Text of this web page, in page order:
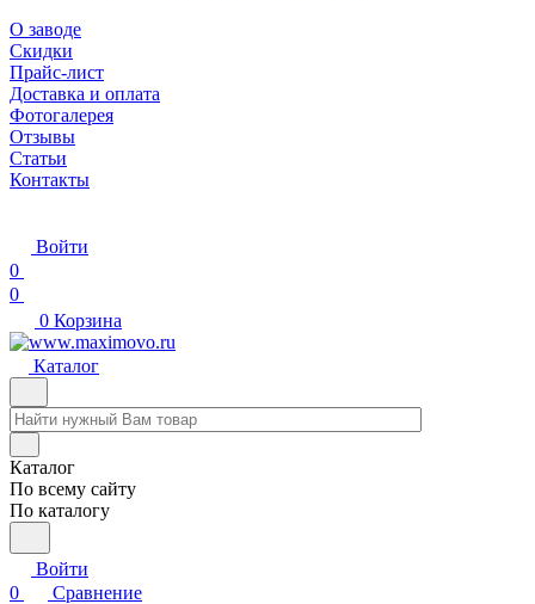
О заводе
Скидки
Прайс-лист
Доставка и оплата
Фотогалерея
Отзывы
Статьи
Контакты
Войти
0
0
0 Корзина
Каталог
Каталог
По всему сайту
По каталогу
Войти
0
Сравнение